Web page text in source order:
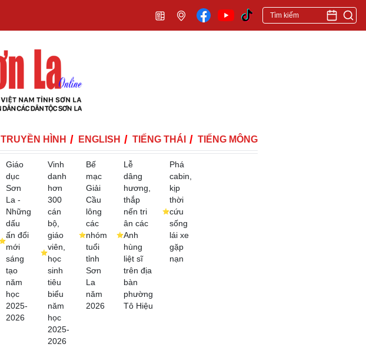
TRUYỀN HÌNH ENGLISH TIẾNG THÁI TIẾNG MÔNG
Giáo
dục
Sơn
La -
Những
dấu
ấn đổi
mới
sáng
tạo
năm
học
2025-
2026
Vinh
danh
hơn
300
cán
bộ,
giáo
viên,
học
sinh
tiêu
biểu
năm
học
2025-
2026
Bế
mạc
Giải
Cầu
lông
các
nhóm
tuổi
tỉnh
Sơn
La
năm
2026
Lễ
dâng
hương,
thắp
nến tri
ân các
Anh
hùng
liệt sĩ
trên địa
bàn
phường
Tô Hiệu
Phá
cabin,
kịp
thời
cứu
sống
lái xe
gặp
nạn